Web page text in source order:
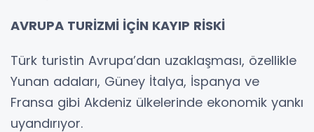
AVRUPA TURİZMİ İÇİN KAYIP RİSKİ
Türk turistin Avrupa’dan uzaklaşması, özellikle
Yunan adaları, Güney İtalya, İspanya ve
Fransa gibi Akdeniz ülkelerinde ekonomik yankı
uyandırıyor.